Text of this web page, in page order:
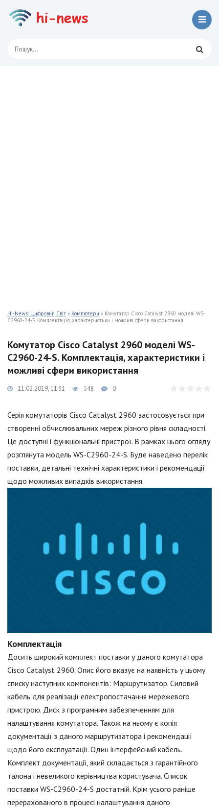
Hi-News: Цифровий Світ » Компютери » Комутатор Cisco Catalyst 2960 моделі WS-
C2960-24-S. Комплектація, характеристики і можливі сфери використання
Комутатор Cisco Catalyst 2960 моделі WS-
C2960-24-S. Комплектація, характеристики і
можливі сфери використання
11.02.2019, 11:31 548 0
Серія комутаторів Cisco Catalyst 2960 застосовується при
створенні обчислювальних мереж різного рівня складності.
Це доступні і функціональні пристрої. В рамках цього огляду
розглянута модель WS-С2960-24-S. Буде наведено перелік
поставки, детальні технічні характеристики і рекомендації
щодо можливих випадків використання.
Комплектація
Досить широкий комплект поставки у даного комутатора
Cisco Catalyst 2960. Опис його вказує на наявність у цьому
списку наступних компонентів: Маршрутизатор. Силовий
кабель для реалізації електропостачання мережевого
пристрою. Диск з програмним забезпеченням для
налаштування комутатора. Також на ньому є копія
документації з даного маршрутизатора і рекомендації
щодо його експлуатації. Один інтерфейсний кабель.
Комплект документації, який складається з гарантійного
талона і невеликого керівництва користувача. Список
поставки WS-С2960-24-S достатній. Крім усього раніше
перерахованого в процесі налаштування даного